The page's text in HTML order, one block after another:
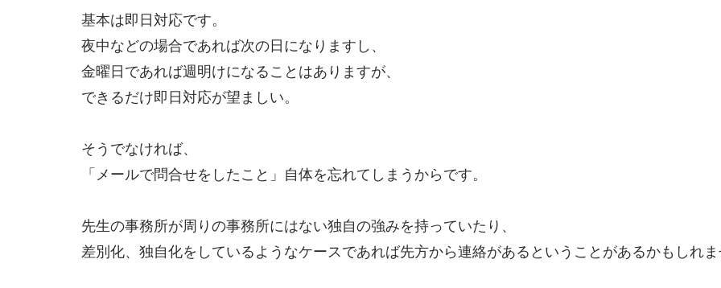
基本は即日対応です。
夜中などの場合であれば次の日になりますし、
金曜日であれば週明けになることはありますが、
できるだけ即日対応が望ましい。
そうでなければ、
「メールで問合せをしたこと」自体を忘れてしまうからです。
先生の事務所が周りの事務所にはない独自の強みを持っていたり、
差別化、独自化をしているようなケースであれば先方から連絡があるということがあるかもしれ